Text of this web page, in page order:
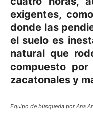
exigentes,
donde las
el suelo es
natural que
compuesto por
zacatonales y
Equipo de búsqueda por Ana